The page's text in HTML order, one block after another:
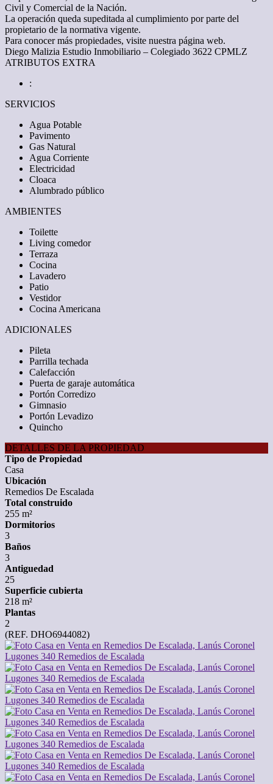
Civil y Comercial de la Nación.
La operación queda supeditada al cumplimiento por parte del
propietario de la normativa vigente.
Para conocer más propiedades, visite nuestra página web.
Diego Malizia Estudio Inmobiliario – Colegiado 3622 CPMLZ
ATRIBUTOS EXTRA
:
SERVICIOS
Agua Potable
Pavimento
Gas Natural
Agua Corriente
Electricidad
Cloaca
Alumbrado público
AMBIENTES
Toilette
Living comedor
Terraza
Cocina
Lavadero
Patio
Vestidor
Cocina Americana
ADICIONALES
Pileta
Parrilla techada
Calefacción
Puerta de garaje automática
Portón Corredizo
Gimnasio
Portón Levadizo
Quincho
DETALLES DE LA PROPIEDAD
Tipo de Propiedad
Casa
Ubicación
Remedios De Escalada
Total construido
255 m²
Dormitorios
3
Baños
3
Antiguedad
25
Superficie cubierta
218 m²
Plantas
2
(REF. DHO6944082)